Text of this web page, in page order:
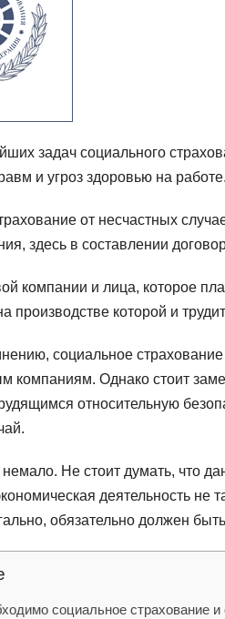
задач социального
и угроз здоровью на работе.
от несчастных
здесь в составлении
компании и лица, которое
производстве которой и
социальное
компаниям. Однако стоит
относительную
немало. Не стоит думать, что
деятельность не
обязательно должен
социальное страхование